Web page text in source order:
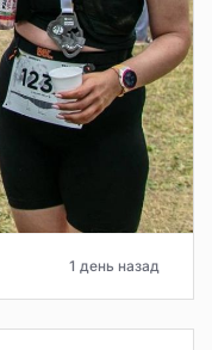
1 день назад